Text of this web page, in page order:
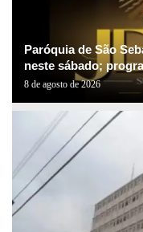
Paróquia de São
neste sábado;
8 de agosto de 2026